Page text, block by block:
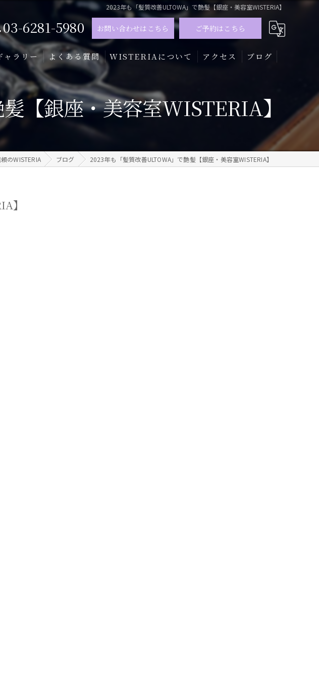
2023年も「髪質改善ULTOWA」で艶髪【銀座・美容室WISTERIA】
03-6281-5980 お問い合わせはこちら ご予約はこちら
ャラリー よくある質問 WISTERIAについて
髪質改善
トリートメント
メンズ
アクセス ブログ
【銀座・美容室WISTERIA】
のWISTERIA ブログ 2023年も「髪質改善ULTOWA」で艶髪【銀座・美容室WISTERIA】
】